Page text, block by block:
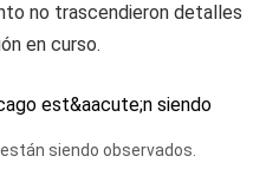
no trascendieron detalles
en curso.
siendo observados.